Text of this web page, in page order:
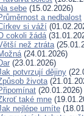
sebe (15.02.2026)
a nedbalost
si váží
cokoli žádá
než ztráta
(24.01.2026)
(23.01.2026)
potvrzují dějiny
života
(20.01.2026)
také mne
nejlépe umíte